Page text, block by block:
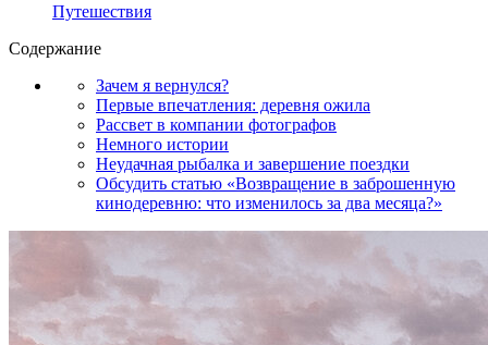
Путешествия
Содержание
Зачем я вернулся?
Первые впечатления: деревня ожила
Рассвет в компании фотографов
Немного истории
Неудачная рыбалка и завершение поездки
Обсудить статью «Возвращение в заброшенную
кинодеревню: что изменилось за два месяца?»